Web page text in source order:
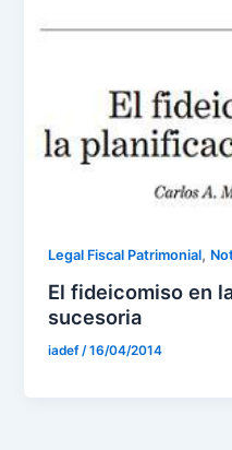
Legal Fiscal Patrimonial,
El fideicomiso en
sucesoria
iadef/16/04/2014